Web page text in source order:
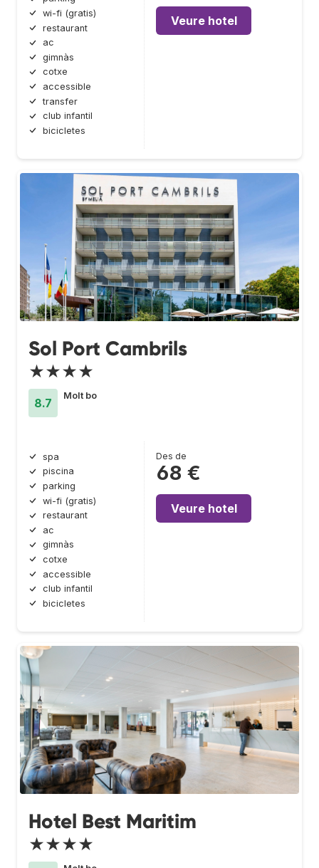
wi-fi (gratis)
restaurant
ac
gimnàs
cotxe
accessible
transfer
club infantil
bicicletes
Veure hotel
Sol Port Cambrils
★★★★
8.7
Molt bo
spa
piscina
parking
wi-fi (gratis)
restaurant
ac
gimnàs
cotxe
accessible
club infantil
bicicletes
Des de
68 €
Veure hotel
Hotel Best Maritim
★★★★